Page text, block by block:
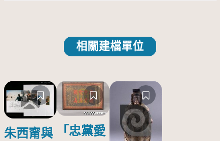
相關建檔單位
朱西甯與
「忠黨愛